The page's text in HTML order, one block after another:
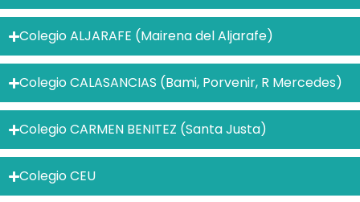
Colegio ALJARAFE (Mairena del Aljarafe)
Colegio CALASANCIAS (Bami, Porvenir, R Mercedes)
Colegio CARMEN BENITEZ (Santa Justa)
Colegio CEU